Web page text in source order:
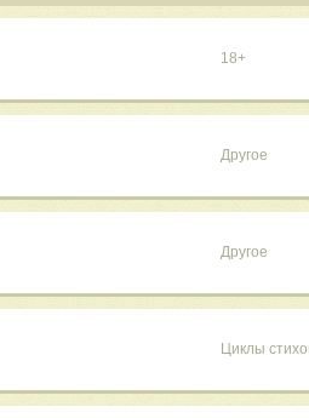
18+
Другое
Другое
Циклы